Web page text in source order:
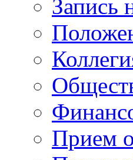
Запись
Прием